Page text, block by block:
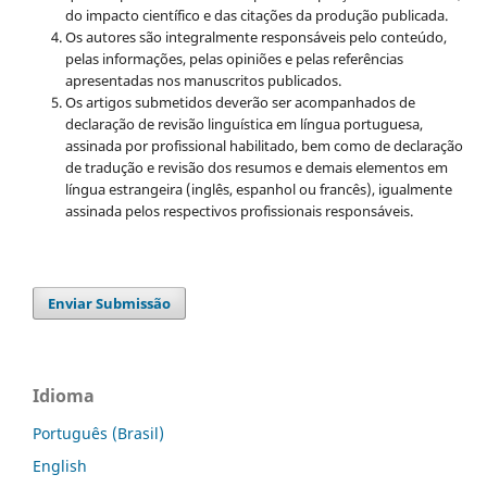
do impacto científico e das citações da produção publicada.
Os autores são integralmente responsáveis pelo conteúdo,
pelas informações, pelas opiniões e pelas referências
apresentadas nos manuscritos publicados.
Os artigos submetidos deverão ser acompanhados de
declaração de revisão linguística em língua portuguesa,
assinada por profissional habilitado, bem como de declaração
de tradução e revisão dos resumos e demais elementos em
língua estrangeira (inglês, espanhol ou francês), igualmente
assinada pelos respectivos profissionais responsáveis.
Enviar Submissão
Idioma
Português (Brasil)
English